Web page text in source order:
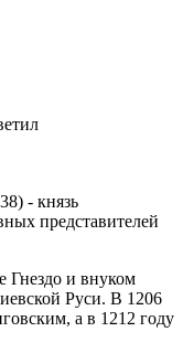
- князь
представителей
Гнездо и внуком
Руси. В 1206
а в 1212 году